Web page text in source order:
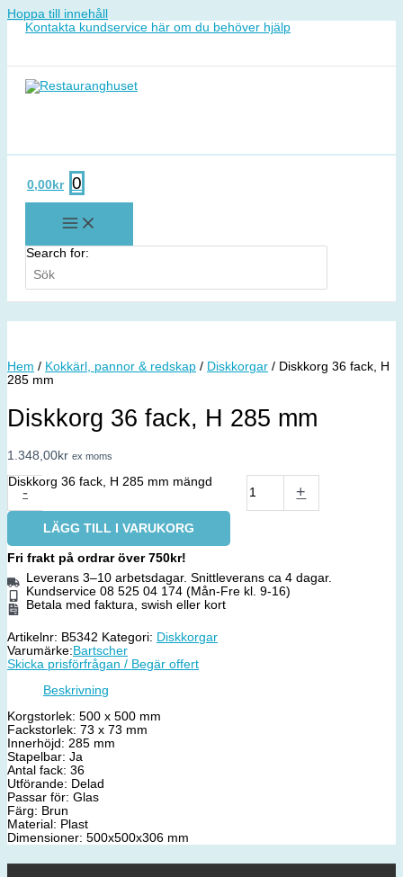
Hoppa till innehåll
Kontakta kundservice här om du behöver hjälp
0,00 kr 0
Search for:
Hem / Kokkärl, pannor & redskap / Diskkorgar / Diskkorg 36 fack, H
285 mm
Diskkorg 36 fack, H 285 mm
1.348,00kr ex moms
-
Diskkorg 36 fack, H 285 mm mängd
+
LÄGG TILL I VARUKORG
Fri frakt på ordrar över 750kr!
Leverans 3–10 arbetsdagar. Snittleverans ca 4 dagar.
Kundservice 08 525 04 174 (Mån-Fre kl. 9-16)
Betala med faktura, swish eller kort
Artikelnr: B5342 Kategori: Diskkorgar
Varumärke: Bartscher
Skicka prisförfrågan / Begär offert
Beskrivning
Korgstorlek: 500 x 500 mm
Fackstorlek: 73 x 73 mm
Innerhöjd: 285 mm
Stapelbar: Ja
Antal fack: 36
Utförande: Delad
Passar för: Glas
Färg: Brun
Material: Plast
Dimensioner: 500x500x306 mm